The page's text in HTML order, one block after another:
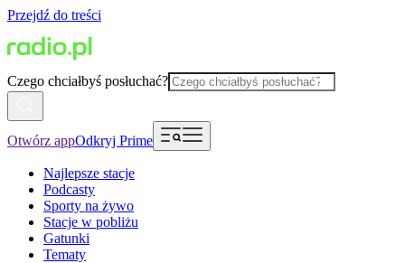
Przejdź do treści
Czego chciałbyś posłuchać?
Otwórz appOdkryj Prime
Najlepsze stacje
Podcasty
Sporty na żywo
Stacje w pobliżu
Gatunki
Tematy